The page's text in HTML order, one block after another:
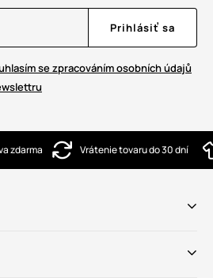
Prihlásiť sa
se zpracováním osobních údajů
zdarma Vrátenie tovaru do 30 dní